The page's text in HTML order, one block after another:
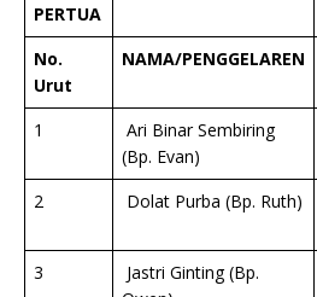
PERTUA
No.
Urut
NAMA/PENGGELAREN
1
Ari Binar Sembiring
(Bp. Evan)
2
Dolat Purba (Bp. Ruth)
3
Jastri Ginting (Bp.